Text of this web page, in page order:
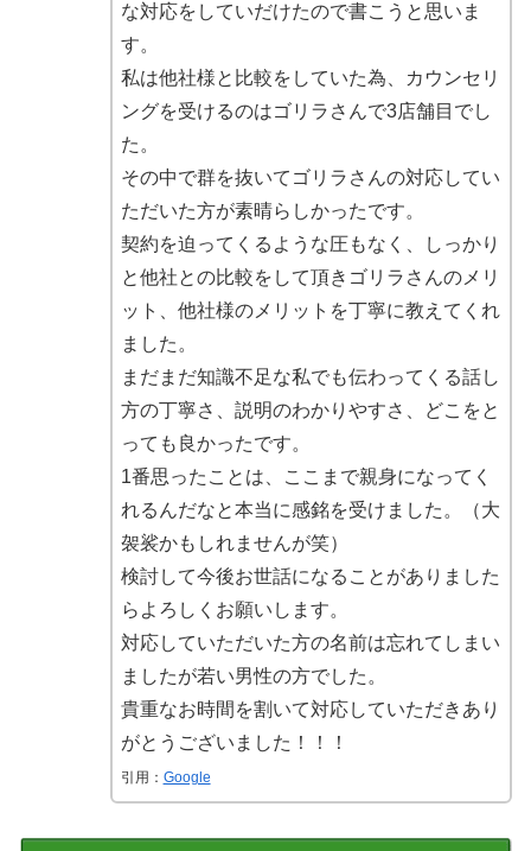
な対応をしていだけたので書こうと思いま
す。
私は他社様と比較をしていた為、カウンセリ
ングを受けるのはゴリラさんで3店舗目でし
た。
その中で群を抜いてゴリラさんの対応してい
ただいた方が素晴らしかったです。
契約を迫ってくるような圧もなく、しっかり
と他社との比較をして頂きゴリラさんのメリ
ット、他社様のメリットを丁寧に教えてくれ
ました。
まだまだ知識不足な私でも伝わってくる話し
方の丁寧さ、説明のわかりやすさ、どこをと
っても良かったです。
1番思ったことは、ここまで親身になってく
れるんだなと本当に感銘を受けました。（大
袈裟かもしれませんが笑）
検討して今後お世話になることがありました
らよろしくお願いします。
対応していただいた方の名前は忘れてしまい
ましたが若い男性の方でした。
貴重なお時間を割いて対応していただきあり
がとうございました！！！
引用： Google